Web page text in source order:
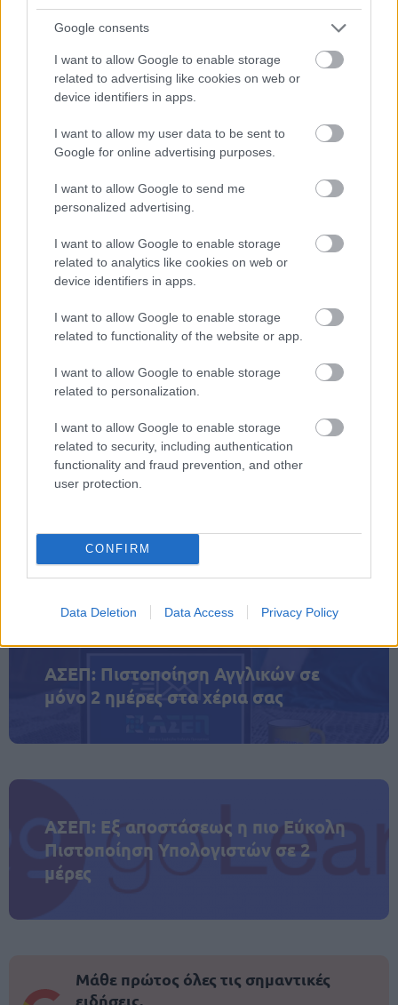
Google consents
I want to allow Google to enable storage
related to advertising like cookies on web or
device identifiers in apps.
I want to allow my user data to be sent to
Google for online advertising purposes.
I want to allow Google to send me
personalized advertising.
I want to allow Google to enable storage
related to analytics like cookies on web or
device identifiers in apps.
I want to allow Google to enable storage
related to functionality of the website or app.
I want to allow Google to enable storage
related to personalization.
I want to allow Google to enable storage
related to security, including authentication
functionality and fraud prevention, and other
user protection.
CONFIRM
Data Deletion Data Access Privacy Policy
χέρια με χειροπέδες και τη φίμωσε με ταινία
συσκευασίας.
Στη συνέχεια τημετέφεραν στο υπνοδωμάτιο,
πληροφορίες, έβαλαν μαζί τη σορό της γυναίκας
σε μπαούλο και με το αυτοκίνητο του φίλου
συντρόφου της την οδήγησαν στην ερημική
τοποθεσία έξω από τη Νέα Τρίγλια Χαλκιδικής,
όπου άφησαν το άψυχο σώμα της. Σημειώνεται ότι
το πτώμα της άτυχης γυναίκας βρέθηκε σε δασώδη
περιοχή, όπως υπέδειξε ο φίλος του συντρόφου
Επιστρέφοντας, επιχείρησαν να καταστρέψουν τα
ίχνη και τα πειστήρια του εγκλήματος,
διαδοχικά σε διάφορα σημεία τηςΚαλαμαριάς
πειστήρια του εγκλήματος. Πέταξαν τα ρούχα και
τα προσωπικά αντικείμενα της Γεωργίας, το μαχαίρι
θύμα και έφερε ίχνη αίματος, τοποθέτησαν άλλο
στρώματα στο κρεβάτι, και
ΑΣΕΠ: Πιστοποίηση Αγγλικών σε
μόνο 2 ημέρες στα χέρια σας
ΑΣΕΠ: Εξ αποστάσεως η πιο Εύκολη
Πιστοποίηση Υπολογιστών σε 2
μέρες
Μάθε πρώτος όλες τις σημαντικές
ειδήσεις.